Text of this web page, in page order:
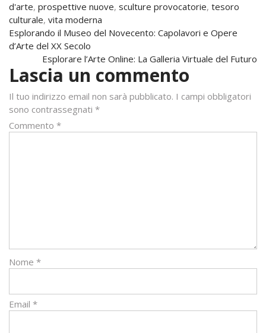
d'arte, prospettive nuove, sculture provocatorie, tesoro
culturale, vita moderna
Navigazione
articoli
Esplorando il Museo del Novecento: Capolavori e Opere
d’Arte del XX Secolo
Esplorare l’Arte Online: La Galleria Virtuale del Futuro
Lascia un commento
Il tuo indirizzo email non sarà pubblicato. I campi obbligatori
sono contrassegnati *
Commento *
Nome *
Email *